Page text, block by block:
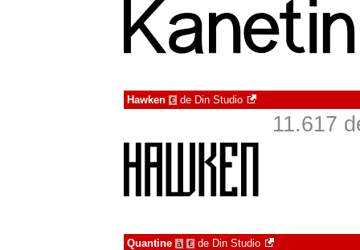
Hawken € de Din Studio
11.617
Quantine à € de Din Studio